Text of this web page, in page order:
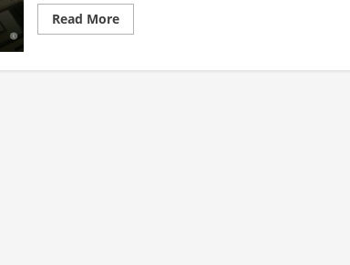
Read MoreRead
more
Hail